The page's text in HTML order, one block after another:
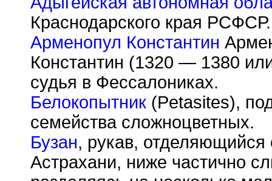
Краснодарского края РСФСР.
Арменопул Константин
Константин (1320 — 1380
судья в Фессалониках.
Белокопытник (Petasites),
семейства сложноцветных.
Бузан, рукав, отделяющийся
Астрахани, ниже частично